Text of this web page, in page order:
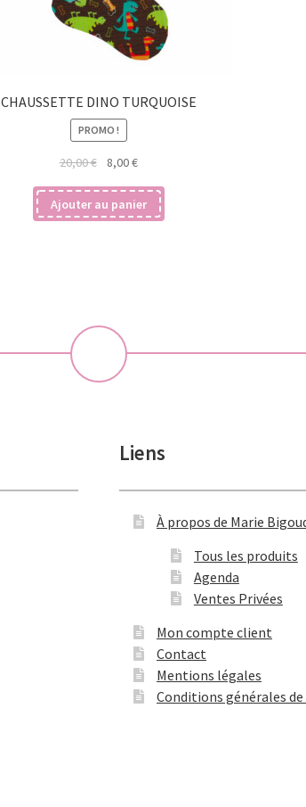
CHAUSSETTE DINO TURQUOISE
PROMO !
20,00€
Le
initial
était :
8,00€Le
actuel
est :
Ajouter au panier
Liens
À propos de Marie
Tous les produits
Agenda
Ventes Privées
Mon compte client
Contact
Mentions légales
Conditions générales